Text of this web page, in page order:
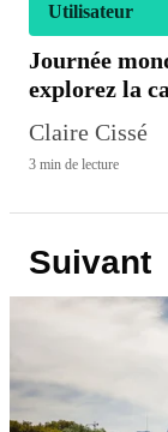
Utilisateur
Journée
explorez la
Claire Cissé
3 min de lecture
Suivant